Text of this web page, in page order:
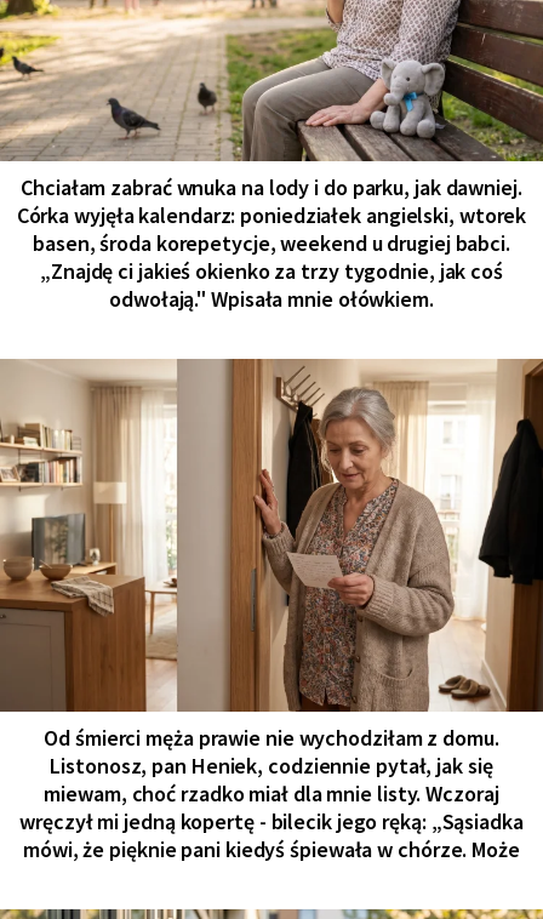
Chciałam zabrać wnuka na lody i do parku, jak dawniej.
Córka wyjęła kalendarz: poniedziałek angielski, wtorek
basen, środa korepetycje, weekend u drugiej babci.
„Znajdę ci jakieś okienko za trzy tygodnie, jak coś
odwołają." Wpisała mnie ołówkiem.
Od śmierci męża prawie nie wychodziłam z domu.
Listonosz, pan Heniek, codziennie pytał, jak się
miewam, choć rzadko miał dla mnie listy. Wczoraj
wręczył mi jedną kopertę - bilecik jego ręką: „Sąsiadka
mówi, że pięknie pani kiedyś śpiewała w chórze. Może